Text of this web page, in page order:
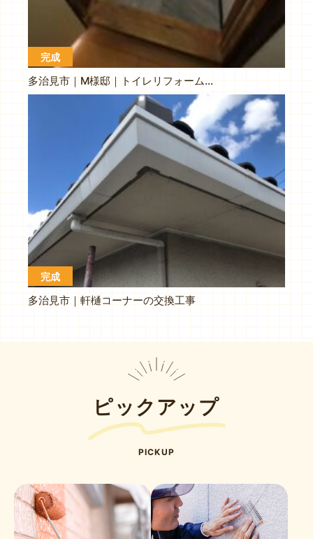
完成
多治見市｜M様邸｜トイレリフォーム工事
完成
多治見市｜軒樋コーナーの交換工事
ピックアップ
PICKUP